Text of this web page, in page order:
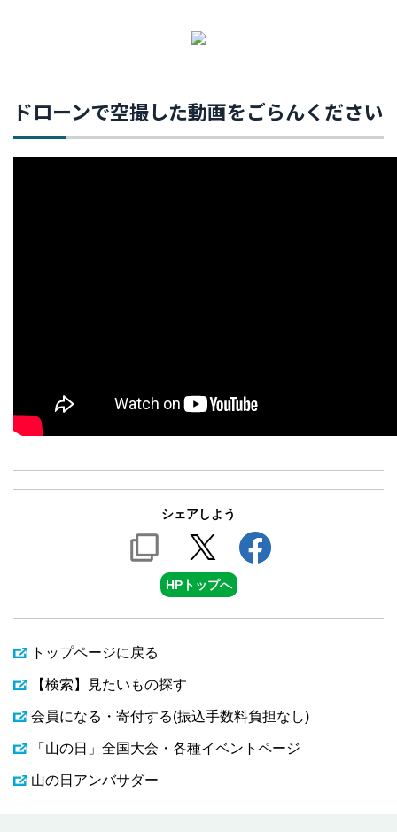
ドローンで空撮した動画をごらんください
シェアしよう
HPトップへ
トップページに戻る
【検索】見たいもの探す
会員になる・寄付する(振込手数料負担なし)
「山の日」全国大会・各種イベントページ
山の日アンバサダー